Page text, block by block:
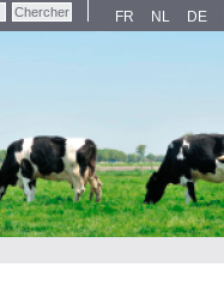
FR NL DE